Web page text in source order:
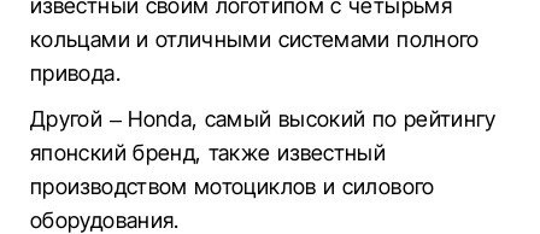
известный своим логотипом с четырьмя
кольцами и отличными системами полного
привода.
Другой – Honda, самый высокий по рейтингу
японский бренд, также известный
производством мотоциклов и силового
оборудования.